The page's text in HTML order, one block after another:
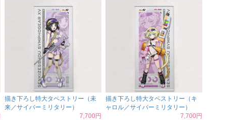
描き下ろし特大タペストリー（未
来／サイバーミリタリー）
7,700円
描き下ろし特大タペストリー（キ
ャロル／サイバーミリタリー）
7,700円